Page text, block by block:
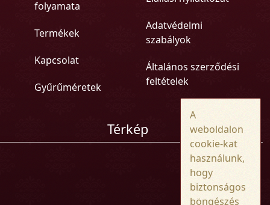
folyamata
Termékek
Kapcsolat
Gyűrűméretek
Adatvédelmi
szabályok
Általános szerződési
feltételek
Térkép
A
weboldalon
cookie-kat
használunk,
hogy
biztonságos
böngészés